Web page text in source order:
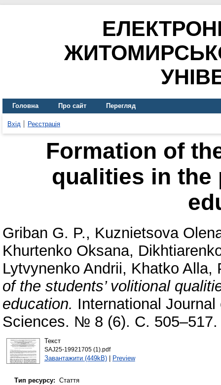
Головна Про сайт Перегляд
Вхід Реєстрація
Formation of
qualities in the
Griban G. P., Kuznіetsova
Khurtenko Oksana,
Lytvynenko Andrii, Khatko Alla,
of the students’ volitional
education. International
Sciences. № 8 (6). С. 505–517.
Текст
SAJ25-19921705 (1).pdf
Завантажити (449kB)| Preview
Тип ресурсу: Стаття